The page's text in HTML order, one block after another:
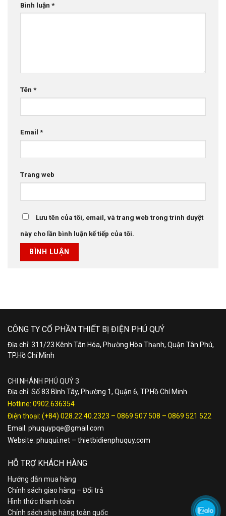
Bình luận *
Tên *
Email *
Trang web
Lưu tên của tôi, email, và trang web trong trình duyệt
này cho lần bình luận kế tiếp của tôi.
CÔNG TY CỔ PHẦN THIẾT BỊ ĐIỆN PHÚ QUÝ
Địa chỉ: 311/23 Kênh Tân Hóa, Phường Hòa Thạnh, Quận Tân Phú,
TP.Hồ Chí Minh
CHI NHÁNH PHÚ QUÝ 3
Địa chỉ: Số 83 Bình Tây, Phường 1, Quận 6, TP.Hồ Chí Minh
Hotline: 0902.636354
Điện thoại: (+84) 028.22.40.2323 – 0869 507 508 – 0869 521 522
Email: phuquypqe@gmail.com
Website: phuqui.net – thietbidienphuquy.com
HỖ TRỢ KHÁCH HÀNG
Hướng dẫn mua hàng
Chính sách giao hàng – Đổi trả
Hình thức thanh toán
Chính sách ship hàng toàn quốc